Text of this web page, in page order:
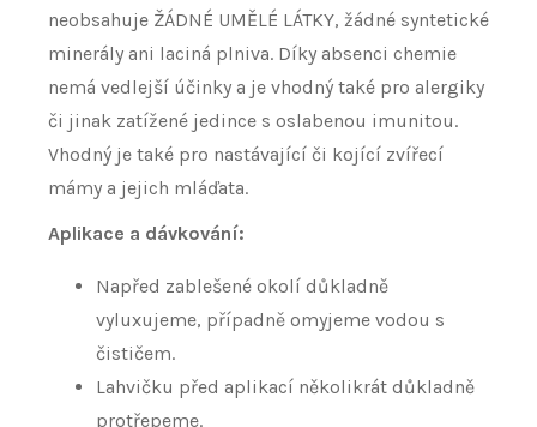
neobsahuje ŽÁDNÉ UMĚLÉ LÁTKY, žádné syntetické
minerály ani laciná plniva. Díky absenci chemie
nemá vedlejší účinky a je vhodný také pro alergiky
či jinak zatížené jedince s oslabenou imunitou.
Vhodný je také pro nastávající či kojící zvířecí
mámy a jejich mláďata.
Aplikace a dávkování:
Napřed zablešené okolí důkladně
vyluxujeme, případně omyjeme vodou s
čističem.
Lahvičku před aplikací několikrát důkladně
protřepeme.